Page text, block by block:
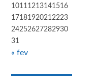
1011 1213141516
1718192021 2223
24252627282930
31
« fev